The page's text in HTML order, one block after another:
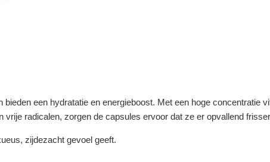
een hydratatie en energieboost. Met een hoge concentratie
radicalen, zorgen de capsules ervoor dat ze er opvallend
zijdezacht gevoel geeft.